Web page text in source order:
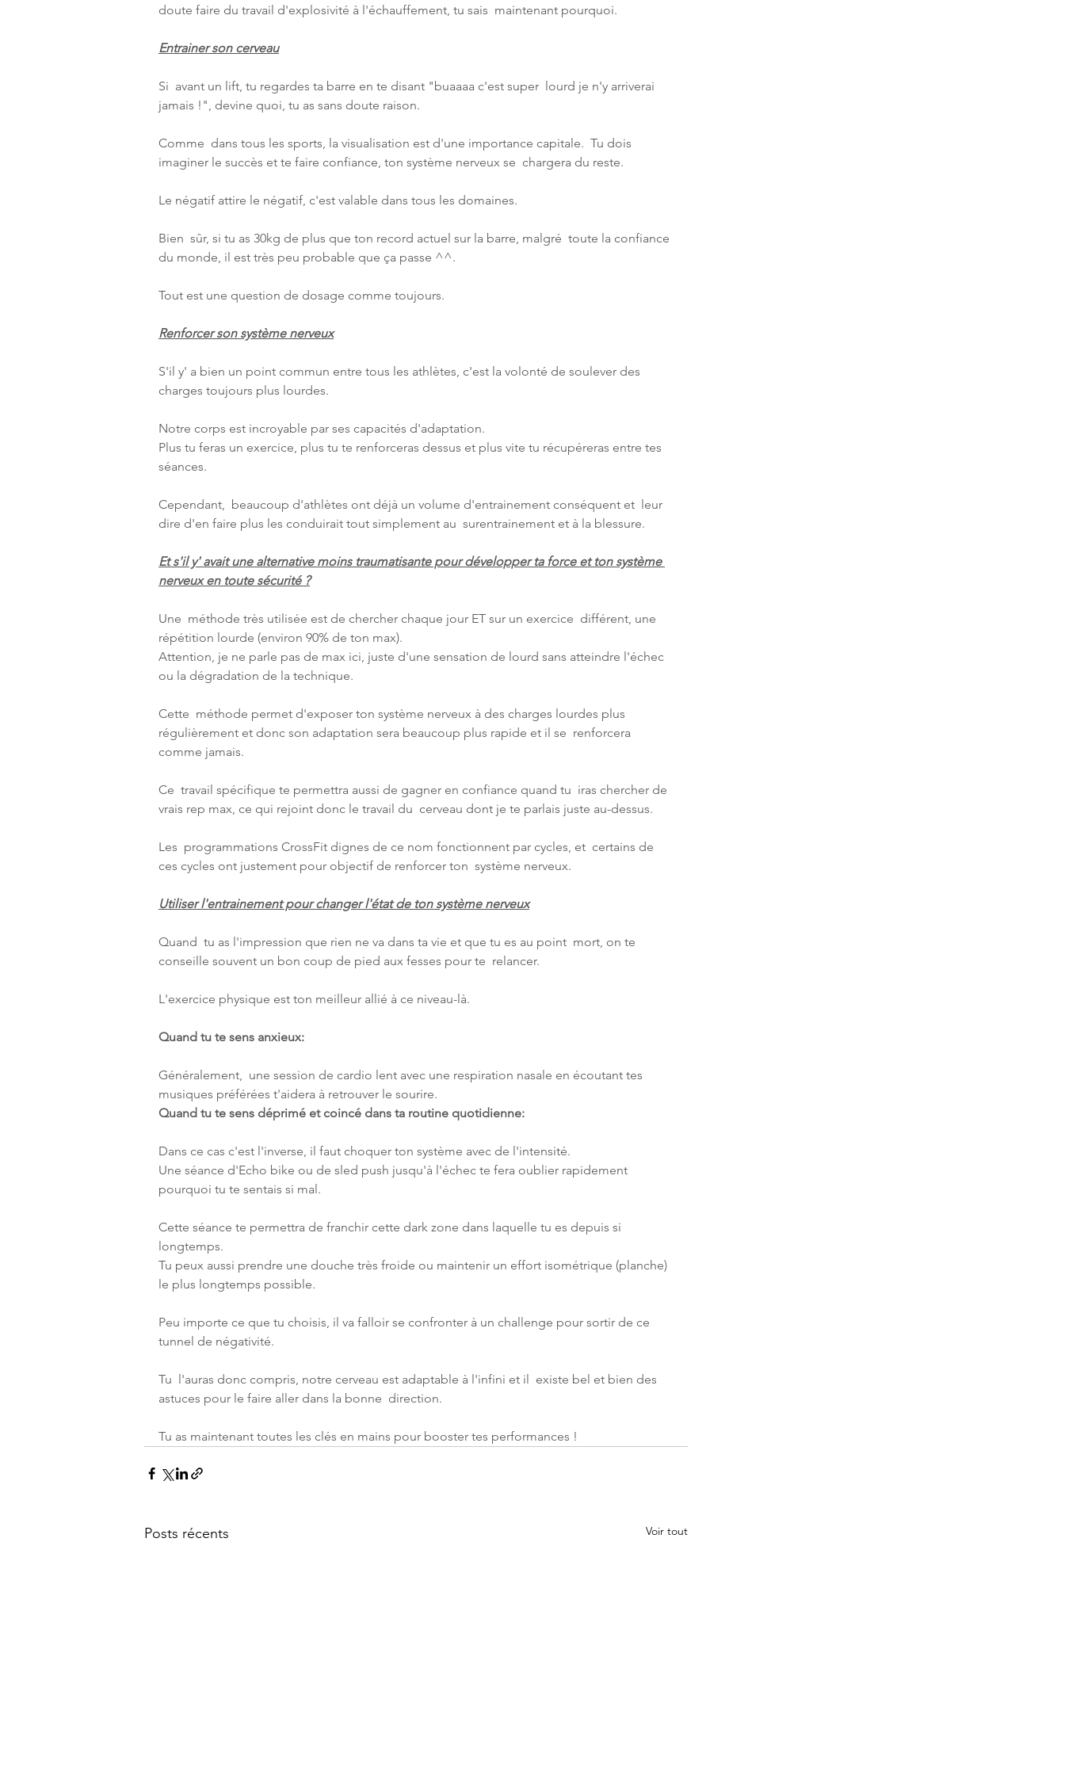
doute faire du travail d'explosivité à l'échauffement, tu sais  maintenant pourquoi.
Entrainer son cerveau
Si  avant un lift, tu regardes ta barre en te disant "buaaaa c'est super  lourd je n'y arriverai
jamais !", devine quoi, tu as sans doute raison.
Comme  dans tous les sports, la visualisation est d'une importance capitale.  Tu dois
imaginer le succès et te faire confiance, ton système nerveux se  chargera du reste.
Le négatif attire le négatif, c'est valable dans tous les domaines.
Bien  sûr, si tu as 30kg de plus que ton record actuel sur la barre, malgré  toute la confiance
du monde, il est très peu probable que ça passe ^^.
Tout est une question de dosage comme toujours.
Renforcer son système nerveux
S'il y' a bien un point commun entre tous les athlètes, c'est la volonté de soulever des
charges toujours plus lourdes.
Notre corps est incroyable par ses capacités d'adaptation.
Plus tu feras un exercice, plus tu te renforceras dessus et plus vite tu récupéreras entre tes
séances.
Cependant,  beaucoup d'athlètes ont déjà un volume d'entrainement conséquent et  leur
dire d'en faire plus les conduirait tout simplement au  surentrainement et à la blessure.
Et s'il y' avait une alternative moins traumatisante pour développer ta force et ton système
nerveux en toute sécurité ?
Une  méthode très utilisée est de chercher chaque jour ET sur un exercice  différent, une
répétition lourde (environ 90% de ton max).
Attention, je ne parle pas de max ici, juste d'une sensation de lourd sans atteindre l'échec
ou la dégradation de la technique.
Cette  méthode permet d'exposer ton système nerveux à des charges lourdes plus
régulièrement et donc son adaptation sera beaucoup plus rapide et il se  renforcera
comme jamais.
Ce  travail spécifique te permettra aussi de gagner en confiance quand tu  iras chercher de
vrais rep max, ce qui rejoint donc le travail du  cerveau dont je te parlais juste au-dessus.
Les  programmations CrossFit dignes de ce nom fonctionnent par cycles, et  certains de
ces cycles ont justement pour objectif de renforcer ton  système nerveux.
Utiliser l'entrainement pour changer l'état de ton système nerveux
Quand  tu as l'impression que rien ne va dans ta vie et que tu es au point  mort, on te
conseille souvent un bon coup de pied aux fesses pour te  relancer.
L'exercice physique est ton meilleur allié à ce niveau-là.
Quand tu te sens anxieux:
Généralement,  une session de cardio lent avec une respiration nasale en écoutant tes
musiques préférées t'aidera à retrouver le sourire.
Quand tu te sens déprimé et coincé dans ta routine quotidienne:
Dans ce cas c'est l'inverse, il faut choquer ton système avec de l'intensité.
Une séance d'Echo bike ou de sled push jusqu'à l'échec te fera oublier rapidement
pourquoi tu te sentais si mal.
Cette séance te permettra de franchir cette dark zone dans laquelle tu es depuis si
longtemps.
Tu peux aussi prendre une douche très froide ou maintenir un effort isométrique (planche)
le plus longtemps possible.
Peu importe ce que tu choisis, il va falloir se confronter à un challenge pour sortir de ce
tunnel de négativité.
Tu  l'auras donc compris, notre cerveau est adaptable à l'infini et il  existe bel et bien des
astuces pour le faire aller dans la bonne  direction.
Tu as maintenant toutes les clés en mains pour booster tes performances !
Posts récents Voir tout